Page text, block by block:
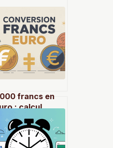
francs en
: calcul
exemples
conversions